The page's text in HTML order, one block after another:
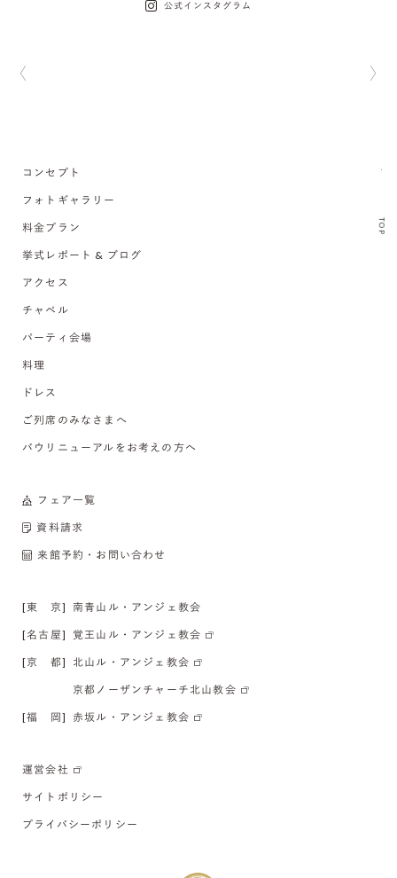
公式インスタグラム
TOP
コンセプト
フォトギャラリー
料金プラン
挙式レポート & ブログ
アクセス
チャペル
パーティ会場
料理
ドレス
ご列席のみなさまへ
バウリニューアルをお考えの方へ
フェア一覧
資料請求
来館予約・お問い合わせ
[東 京] 南青山ル・アンジェ教会
[名古屋] 覚王山ル・アンジェ教会
[京 都] 北山ル・アンジェ教会
京都ノーザンチャーチ北山教会
[福 岡] 赤坂ル・アンジェ教会
運営会社
サイトポリシー
プライバシーポリシー